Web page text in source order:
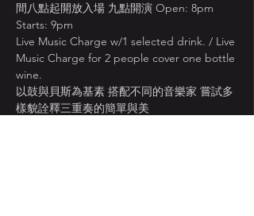
間八點起開放入場 九點開演 Open: 8pm
Starts: 9pm
Live Music Charge w/1 selected drink. / Live
Music Charge for 2 people cover one bottle
wine.
以鼓與貝斯為基素 搭配不同的音樂家 嘗試多
樣貌詮釋三重奏的簡單與美